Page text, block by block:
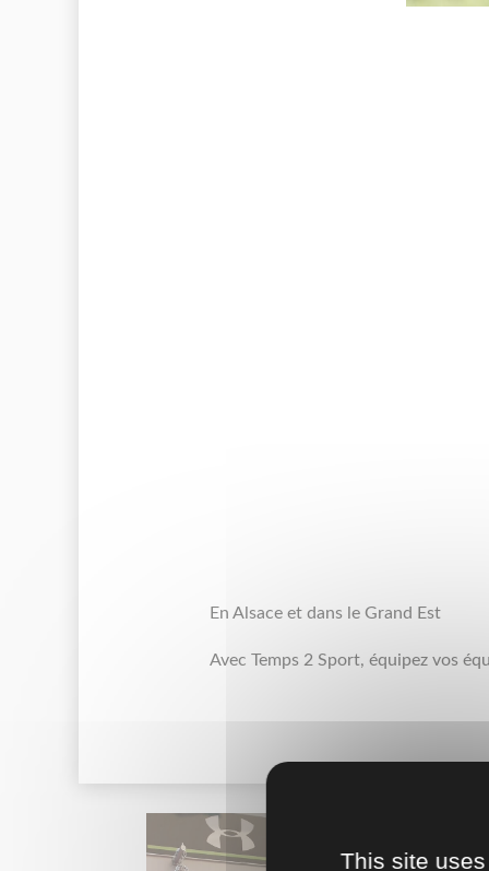
En Alsace et dans le Grand Est
Avec Temps 2 Sport, équipez vos
This site